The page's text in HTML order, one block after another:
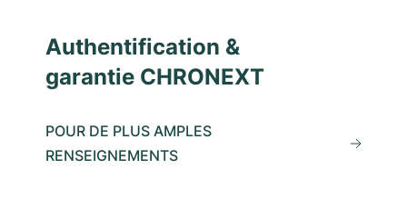
Authentification &
garantie CHRONEXT
POUR DE PLUS AMPLES
RENSEIGNEMENTS